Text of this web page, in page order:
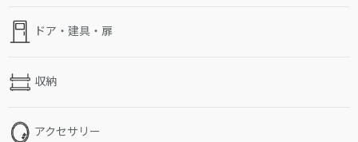
ドア・建具・扉
収納
アクセサリー